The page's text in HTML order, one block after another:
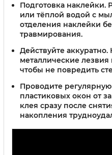
Подготовка наклейки.
или тёплой водой с
отделения наклейки
травмирования.
Действуйте аккуратно.
металлические
чтобы не повредить
Проводите
пластиковых окон от
клея сразу после
накопления